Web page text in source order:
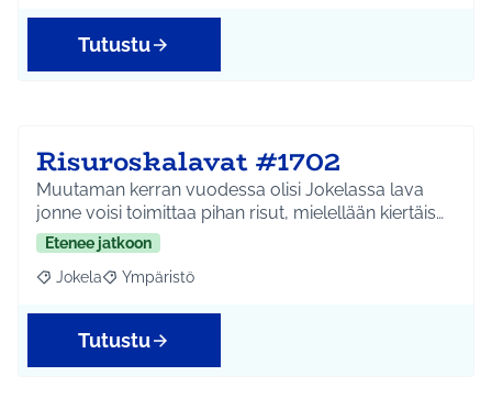
Tutustu
Risuroskalavat #1702
Muutaman kerran vuodessa olisi Jokelassa lava
jonne voisi toimittaa pihan risut, mielellään kiertäis…
Etenee jatkoon
Rajaa tulokset aihepiirin mukaan: Jokela
Jokela Rajaa tulokset teeman mukaan: Ympäristö
Ympäristö
Tutustu